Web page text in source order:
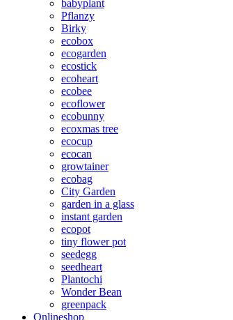
babyplant
Pflanzy
Birky
ecobox
ecogarden
ecostick
ecoheart
ecobee
ecoflower
ecobunny
ecoxmas tree
ecocup
ecocan
growtainer
ecobag
City Garden
garden in a glass
instant garden
ecopot
tiny flower pot
seedegg
seedheart
Plantochi
Wonder Bean
greenpack
Onlineshop